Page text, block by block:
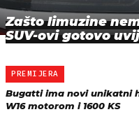
Zašto limuzine
SUV-ovi gotovo
PREMIJERA
Bugatti ima novi unikatni
W16 motorom i 1600 KS